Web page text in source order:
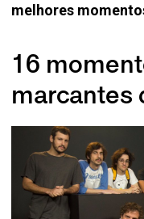
melhores
16
marcantes